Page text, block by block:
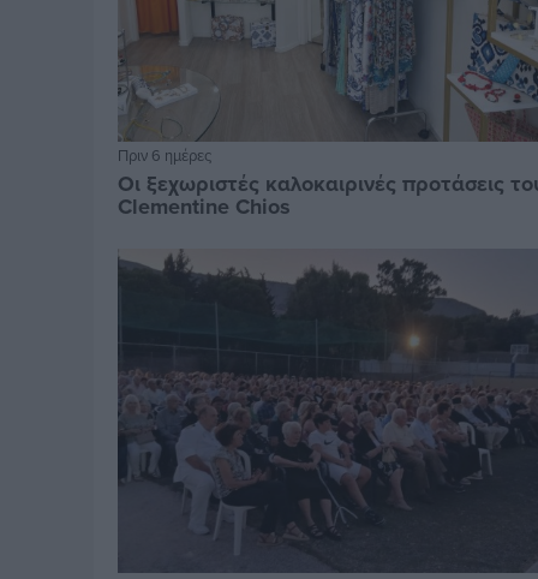
Πριν 6 ημέρες
Οι ξεχωριστές καλοκαιρινές προτάσεις
Clementine Chios